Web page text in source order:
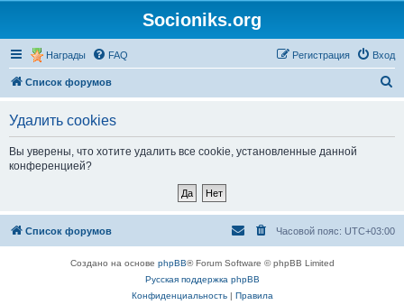
Socioniks.org
Награды FAQ Вход
Регистрация
Список форумов
Удалить cookies
Вы уверены, что хотите удалить все cookie, установленные данной
конференцией?
Список форумов Часовой пояс: UTC+03:00
Создано на основе phpBB® Forum Software © phpBB Limited
Русская поддержка phpBB
Конфиденциальность| Правила